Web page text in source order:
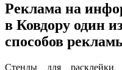
Реклама на
в Ковдору один из
способов
Стенды для